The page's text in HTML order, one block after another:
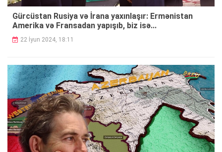
Gürcüstan Rusiya və İrana yaxınlaşır: Ermənistan
Amerika və Fransadan yapışıb, biz isə...
22 İyun 2024, 18:11